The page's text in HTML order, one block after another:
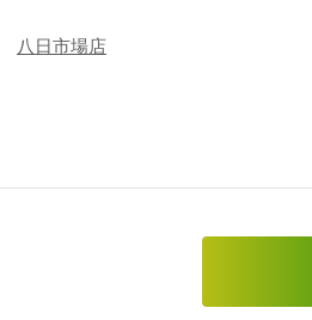
八日市場店